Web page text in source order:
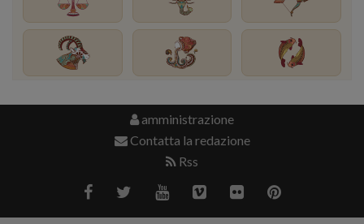
amministrazione
Contatta la redazione
Rss